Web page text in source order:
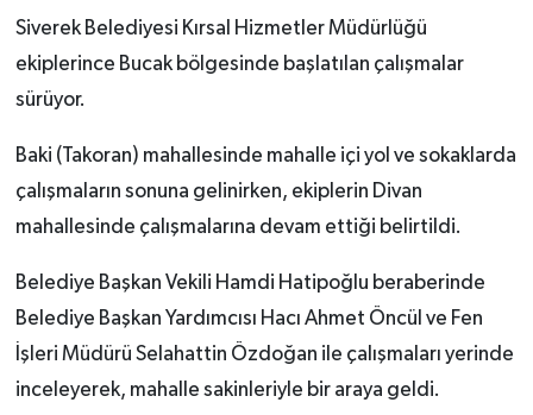
Siverek Belediyesi Kırsal Hizmetler Müdürlüğü
ekiplerince Bucak bölgesinde başlatılan çalışmalar
sürüyor.
Baki (Takoran) mahallesinde mahalle içi yol ve sokaklarda
çalışmaların sonuna gelinirken, ekiplerin Divan
mahallesinde çalışmalarına devam ettiği belirtildi.
Belediye Başkan Vekili Hamdi Hatipoğlu beraberinde
Belediye Başkan Yardımcısı Hacı Ahmet Öncül ve Fen
İşleri Müdürü Selahattin Özdoğan ile çalışmaları yerinde
inceleyerek, mahalle sakinleriyle bir araya geldi.